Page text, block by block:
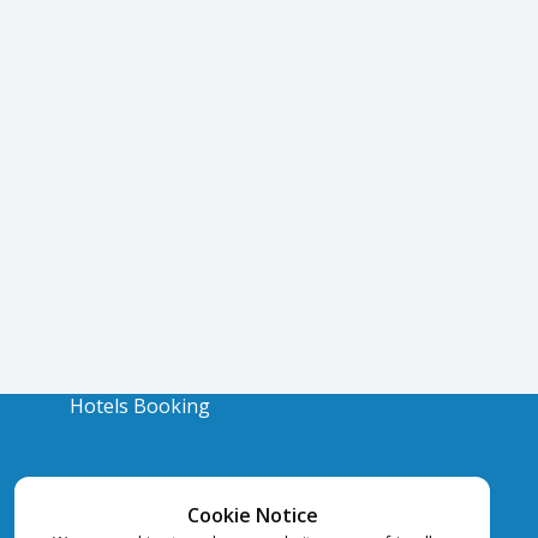
Cookie Notice
Hotels Booking